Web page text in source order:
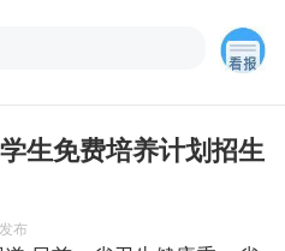
生免费培养计划招生
发布